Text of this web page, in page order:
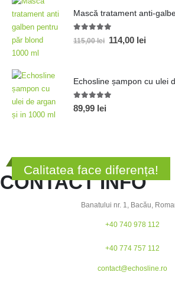
out of 5
115,00lei 114,00 lei
Echosline șampon cu ulei
5.00out of 5
89,99 lei
Calitatea face diferența!
CONTACT INFO
Banatului nr. 1, Bacău,
+40 740 978 112
+40 774 757 112
contact@echosline.ro